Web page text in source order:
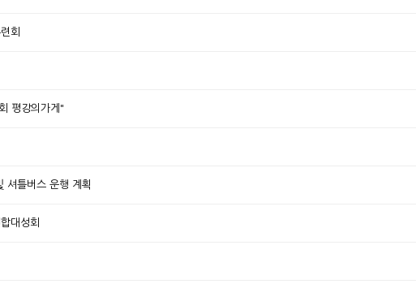
회
평강의가게"
셔틀버스 운행 계획
대성회